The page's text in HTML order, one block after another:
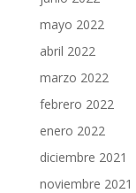
mayo 2022
abril 2022
marzo 2022
febrero 2022
enero 2022
diciembre 2021
noviembre 2021